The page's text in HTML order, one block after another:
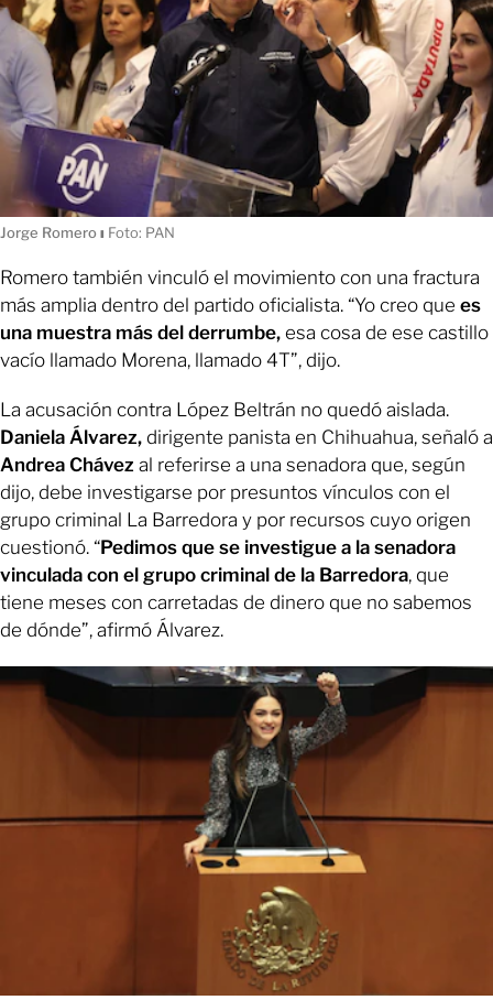
Jorge Romeroı Foto: PAN
Romero también vinculó el movimiento con una fractura
más amplia dentro del partido oficialista. “Yo creo que es
una muestra más del derrumbe, esa cosa de ese castillo
vacío llamado Morena, llamado 4T”, dijo.
La acusación contra López Beltrán no quedó aislada.
Daniela Álvarez, dirigente panista en Chihuahua, señaló a
Andrea Chávez al referirse a una senadora que, según
dijo, debe investigarse por presuntos vínculos con el
grupo criminal La Barredora y por recursos cuyo origen
cuestionó. “Pedimos que se investigue a la senadora
vinculada con el grupo criminal de la Barredora, que
tiene meses con carretadas de dinero que no sabemos
de dónde”, afirmó Álvarez.